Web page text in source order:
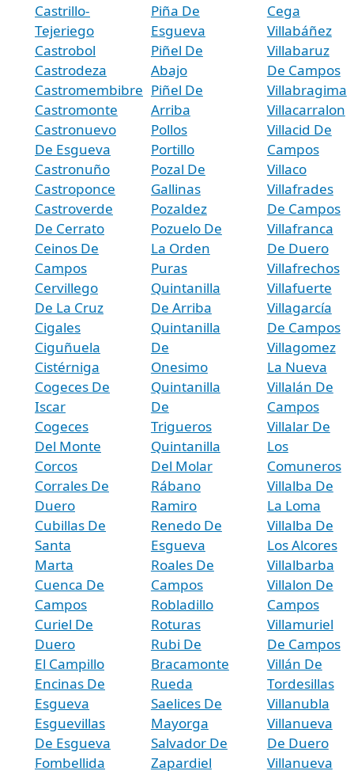
Castrillo-
Tejeriego
Castrobol
Castrodeza
Castromembibre
Castromonte
Castronuevo
De Esgueva
Castronuño
Castroponce
Castroverde
De Cerrato
Ceinos De
Campos
Cervillego
De La Cruz
Cigales
Ciguñuela
Cistérniga
Cogeces De
Iscar
Cogeces
Del Monte
Corcos
Corrales De
Duero
Cubillas De
Santa
Marta
Cuenca De
Campos
Curiel De
Duero
El Campillo
Encinas De
Esgueva
Esguevillas
De Esgueva
Fombellida
Piña De
Esgueva
Piñel De
Abajo
Piñel De
Arriba
Pollos
Portillo
Pozal De
Gallinas
Pozaldez
Pozuelo De
La Orden
Puras
Quintanilla
De Arriba
Quintanilla
De
Onesimo
Quintanilla
De
Trigueros
Quintanilla
Del Molar
Rábano
Ramiro
Renedo De
Esgueva
Roales De
Campos
Robladillo
Roturas
Rubi De
Bracamonte
Rueda
Saelices De
Mayorga
Salvador De
Zapardiel
Cega
Villabáñez
Villabaruz
De Campos
Villabragima
Villacarralon
Villacid De
Campos
Villaco
Villafrades
De Campos
Villafranca
De Duero
Villafrechos
Villafuerte
Villagarcía
De Campos
Villagomez
La Nueva
Villalán De
Campos
Villalar De
Los
Comuneros
Villalba De
La Loma
Villalba De
Los Alcores
Villalbarba
Villalon De
Campos
Villamuriel
De Campos
Villán De
Tordesillas
Villanubla
Villanueva
De Duero
Villanueva